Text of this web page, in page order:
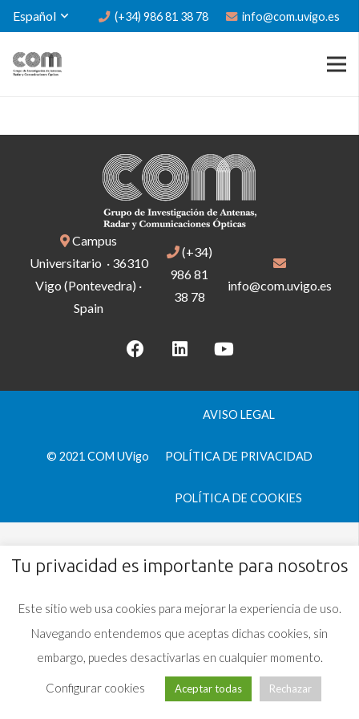
Español (+34) 986 81 38 78 info@com.uvigo.es
Campus
Universitario · 36310
Vigo (Pontevedra) ·
Spain
(+34)
986 81
38 78
info@com.uvigo.es
© 2021 COM UVigo
AVISO LEGAL
POLÍTICA DE PRIVACIDAD
POLÍTICA DE COOKIES
Tu privacidad es importante para nosotros
Este sitio web usa cookies para mejorar la experiencia de uso.
Navegando entendemos que aceptas dichas cookies, sin
embargo, puedes desactivarlas en cualquier momento.
Configurar cookies Aceptar todas Rechazar